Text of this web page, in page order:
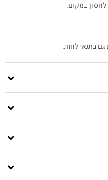
לחסוך במקום.
גם בתנאי לחות.